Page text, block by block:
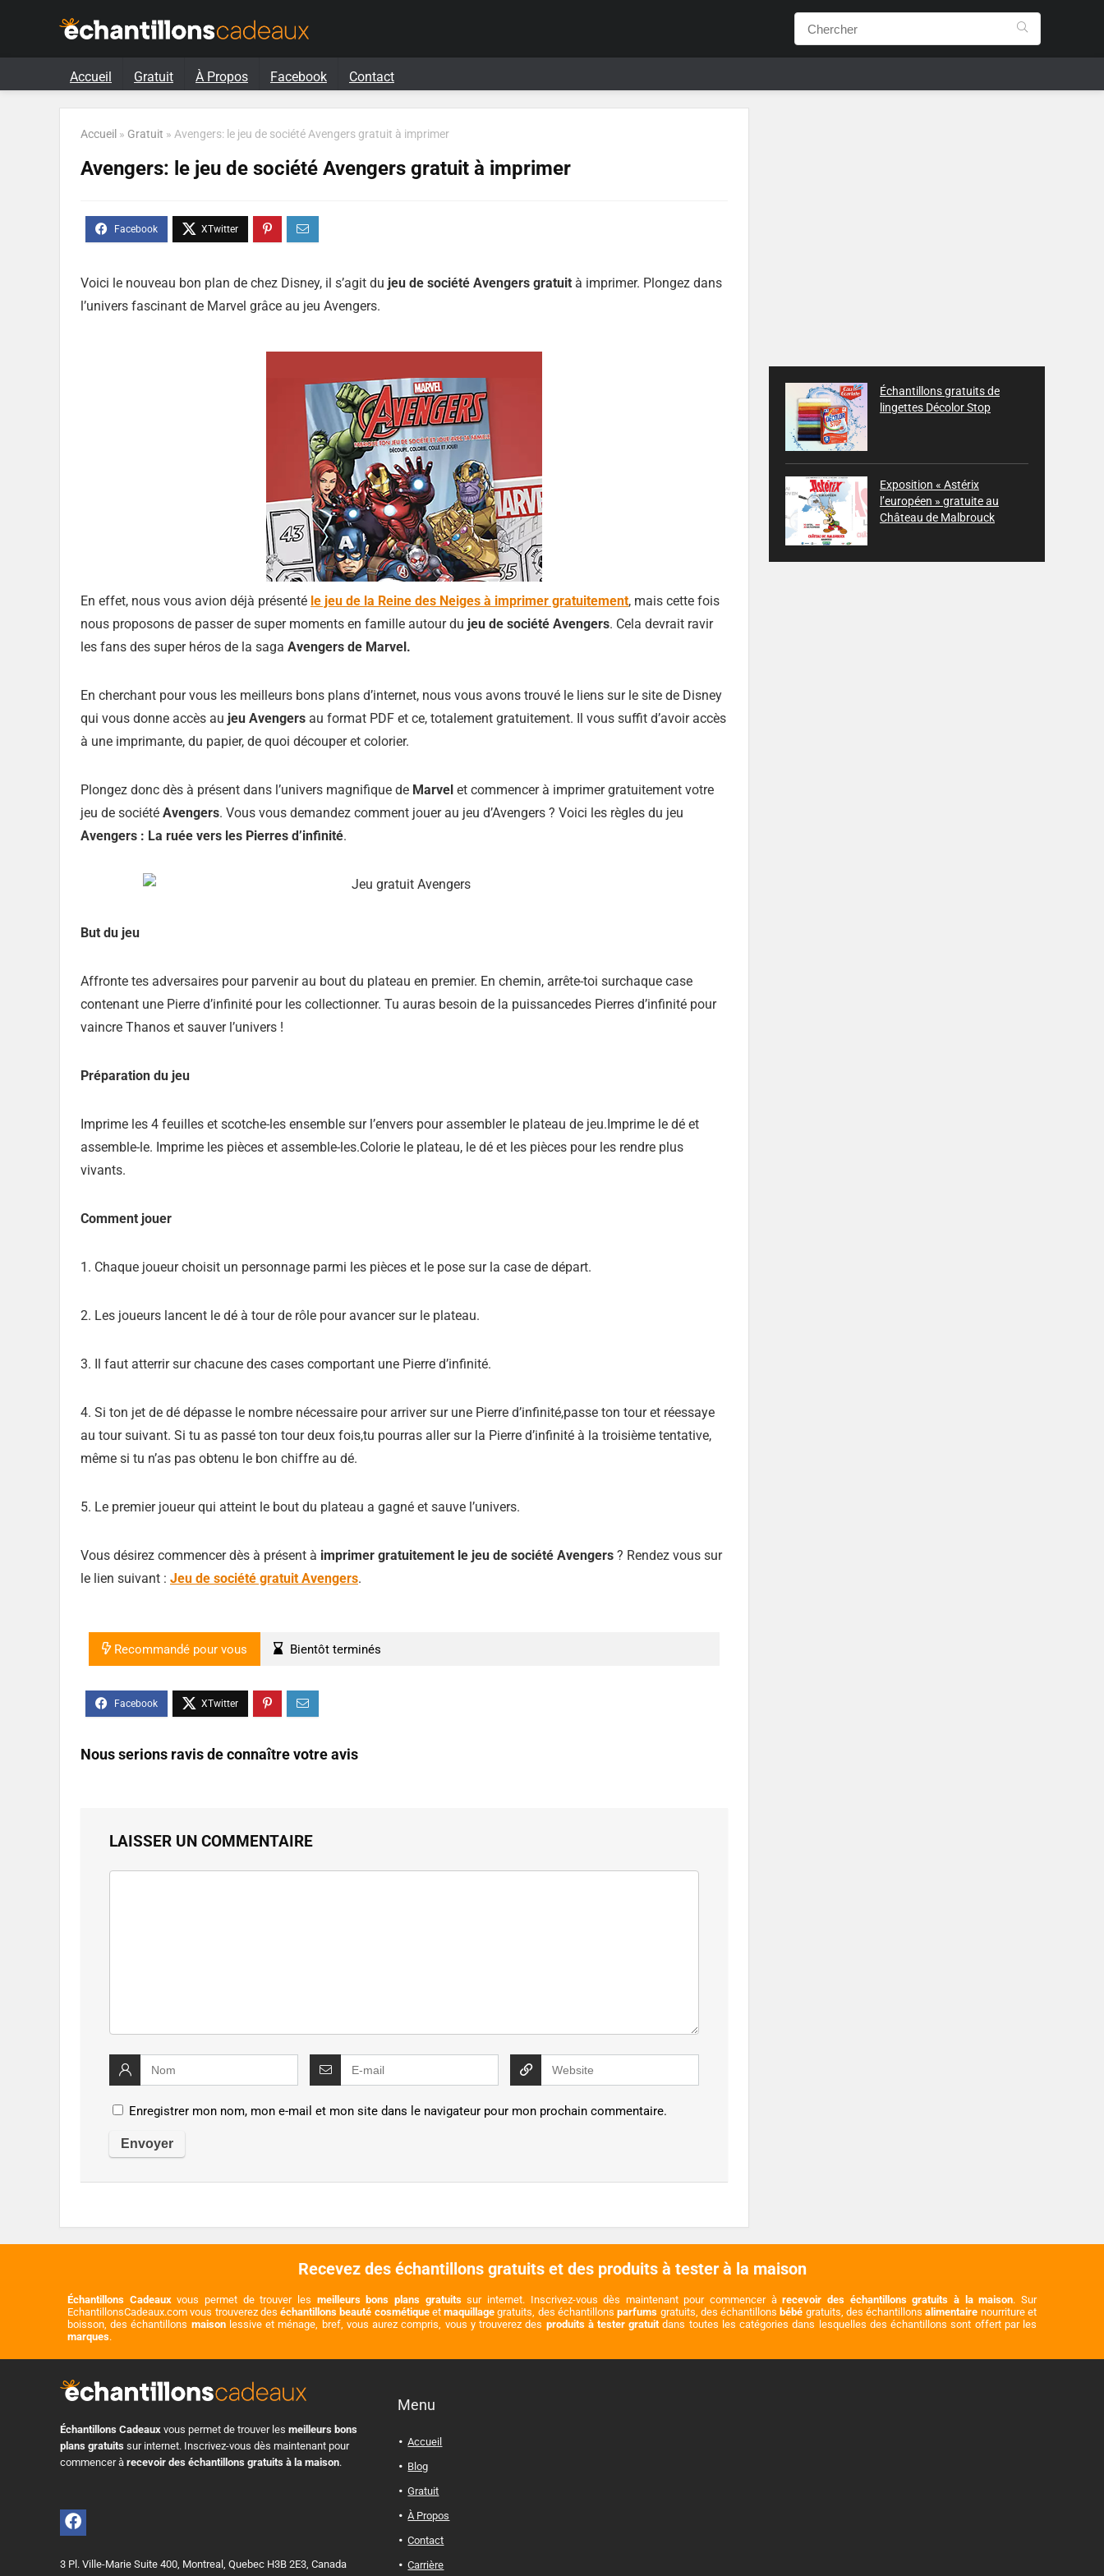
Accueil Gratuit À Propos Facebook Contact
Accueil » Gratuit » Avengers: le jeu de société Avengers gratuit à imprimer
Avengers: le jeu de société Avengers gratuit à imprimer
Voici le nouveau bon plan de chez Disney, il s’agit du jeu de société Avengers gratuit à imprimer. Plongez dans
l’univers fascinant de Marvel grâce au jeu Avengers.
En effet, nous vous avion déjà présenté le jeu de la Reine des Neiges à imprimer gratuitement, mais cette fois
nous proposons de passer de super moments en famille autour du jeu de société Avengers. Cela devrait ravir
les fans des super héros de la saga Avengers de Marvel.
En cherchant pour vous les meilleurs bons plans d’internet, nous vous avons trouvé le liens sur le site de Disney
qui vous donne accès au jeu Avengers au format PDF et ce, totalement gratuitement. Il vous suffit d’avoir accès
à une imprimante, du papier, de quoi découper et colorier.
Plongez donc dès à présent dans l’univers magnifique de Marvel et commencer à imprimer gratuitement votre
jeu de société Avengers. Vous vous demandez comment jouer au jeu d’Avengers ? Voici les règles du jeu
Avengers : La ruée vers les Pierres d’infinité.
But du jeu
Affronte tes adversaires pour parvenir au bout du plateau en premier. En chemin, arrête-toi surchaque case
contenant une Pierre d’infinité pour les collectionner. Tu auras besoin de la puissancedes Pierres d’infinité pour
vaincre Thanos et sauver l’univers !
Préparation du jeu
Imprime les 4 feuilles et scotche-les ensemble sur l’envers pour assembler le plateau de jeu.Imprime le dé et
assemble-le. Imprime les pièces et assemble-les.Colorie le plateau, le dé et les pièces pour les rendre plus
vivants.
Comment jouer
1. Chaque joueur choisit un personnage parmi les pièces et le pose sur la case de départ.
2. Les joueurs lancent le dé à tour de rôle pour avancer sur le plateau.
3. Il faut atterrir sur chacune des cases comportant une Pierre d’infinité.
4. Si ton jet de dé dépasse le nombre nécessaire pour arriver sur une Pierre d’infinité,passe ton tour et réessaye
au tour suivant. Si tu as passé ton tour deux fois,tu pourras aller sur la Pierre d’infinité à la troisième tentative,
même si tu n’as pas obtenu le bon chiffre au dé.
5. Le premier joueur qui atteint le bout du plateau a gagné et sauve l’univers.
Vous désirez commencer dès à présent à imprimer gratuitement le jeu de société Avengers ? Rendez vous sur
le lien suivant : Jeu de société gratuit Avengers.
Recommandé pour vous Bientôt terminés
Nous serions ravis de connaître votre avis
LAISSER UN COMMENTAIRE
Enregistrer mon nom, mon e-mail et mon site dans le navigateur pour mon prochain commentaire.
Échantillons gratuits de
lingettes Décolor Stop
Exposition « Astérix
l’européen » gratuite au
Château de Malbrouck
Recevez des échantillons gratuits et des produits à tester à la maison
Échantillons Cadeauxvous permet de trouver les meilleurs bons plans gratuitssur internet. Inscrivez-vous dès maintenant pour commencer àrecevoir des échantillons gratuits à la maison. Sur
EchantillonsCadeaux.com vous trouverez deséchantillons beauté cosmétiqueetmaquillage gratuits, des échantillonsparfums gratuits, des échantillons bébé gratuits, des échantillonsalimentaire nourriture et
boisson, des échantillons maisonlessive et ménage, bref, vous aurez compris, vous y trouverez des produits à tester gratuitdans toutes les catégories dans lesquelles des échantillons sont offert par les
marques.
Échantillons Cadeauxvous permet de trouver les meilleurs bons
plans gratuitssur internet. Inscrivez-vous dès maintenant pour
commencer à recevoir des échantillons gratuits à la maison.
3 Pl. Ville-Marie Suite 400, Montreal, Quebec H3B 2E3, Canada
Menu
Accueil
Blog
Gratuit
À Propos
Contact
Carrière